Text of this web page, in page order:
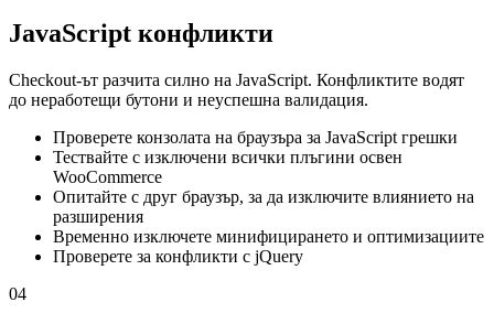
JavaScript конфликти
Checkout-ът разчита силно на JavaScript. Конфликтите водят
до неработещи бутони и неуспешна валидация.
Проверете конзолата на браузъра за JavaScript грешки
Тествайте с изключени всички плъгини освен
WooCommerce
Опитайте с друг браузър, за да изключите влиянието на
разширения
Временно изключете минифицирането и оптимизациите
Проверете за конфликти с jQuery
04